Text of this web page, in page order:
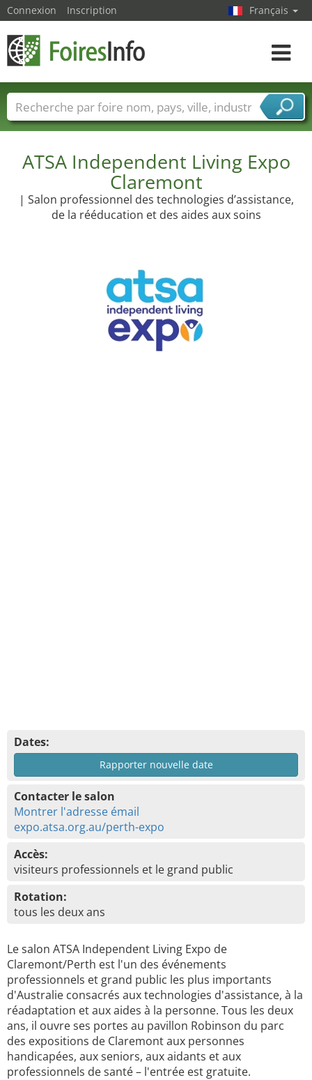
ATSA Independent Living Expo
Claremont
| Salon professionnel des technologies d’assistance,
de la rééducation et des aides aux soins
Dates:
Rapporter nouvelle date
Contacter le salon
Montrer l'adresse émail
expo.atsa.org.au/perth-expo
Accès:
visiteurs professionnels et le grand public
Rotation:
tous les deux ans
Le salon ATSA Independent Living Expo de
Claremont/Perth est l'un des événements
professionnels et grand public les plus importants
d'Australie consacrés aux technologies d'assistance, à la
réadaptation et aux aides à la personne. Tous les deux
ans, il ouvre ses portes au pavillon Robinson du parc
des expositions de Claremont aux personnes
handicapées, aux seniors, aux aidants et aux
professionnels de santé – l'entrée est gratuite.
Connexion Inscription Français
Toggle
Foire noms Pays Villes
Secteurs de foire